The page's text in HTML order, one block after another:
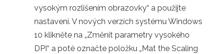
vysokým rozlišením obrazovky“ a použijte
nastavení. V nových verzích systému Windows
10 klikněte na „Změnit parametry vysokého
DPI“ a poté označte položku „Mat the Scaling